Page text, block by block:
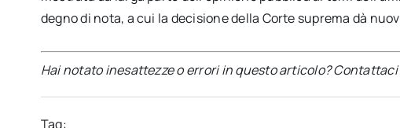
degno di nota, a cui la decisione della Corte suprema dà
Hai notato inesattezze o errori in questo articolo? Contattaci
Tag: